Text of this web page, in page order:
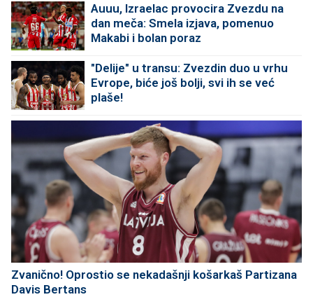
Auuu, Izraelac provocira Zvezdu na
dan meča: Smela izjava, pomenuo
Makabi i bolan poraz
"Delije" u transu: Zvezdin duo u vrhu
Evrope, biće još bolji, svi ih se već
plaše!
Zvanično! Oprostio se nekadašnji košarkaš Partizana
Davis Bertans